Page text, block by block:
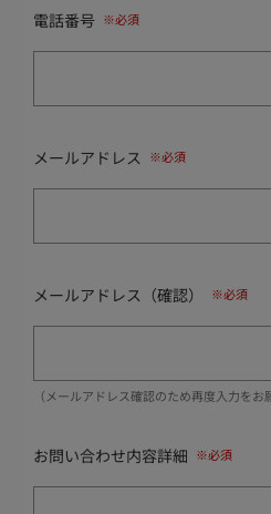
電話番号
メールアドレス
メールアドレス（確認）
（メールアドレス確認のため再度入力をお
お問い合わせ内容詳細